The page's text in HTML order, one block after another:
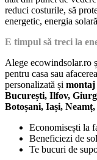
reduci costurile, să
energetic, energia
E timpul să treci la
Alege ecowindsolar.ro
pentru casa sau
personalizată și montaj
București, Ilfov,
Botoșani, Iași, Neamț,
Economisești la
Beneficiezi de
Te bucuri de